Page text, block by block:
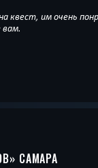
квест, им очень
вам.
» САМАРА